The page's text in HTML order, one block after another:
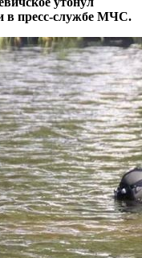
в пресс-службе МЧС.